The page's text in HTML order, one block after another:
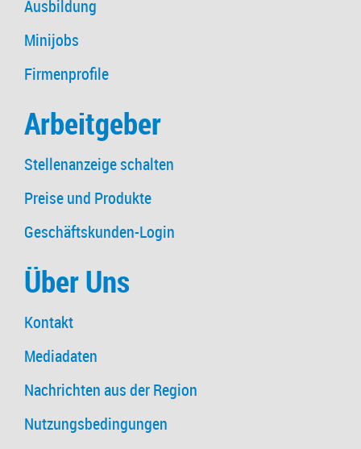
Ausbildung
Minijobs
Firmenprofile
Arbeitgeber
Stellenanzeige schalten
Preise und Produkte
Geschäftskunden-Login
Über Uns
Kontakt
Mediadaten
Nachrichten aus der Region
Nutzungsbedingungen